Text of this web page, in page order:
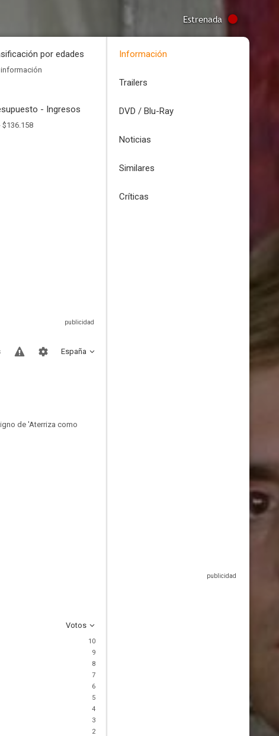
Estrenada
por edades
- Ingresos
$136.158
España
de 'Aterriza como
Votos
10
9
8
7
6
5
4
3
2
Información
Trailers
DVD / Blu-Ray
Noticias
Similares
Críticas